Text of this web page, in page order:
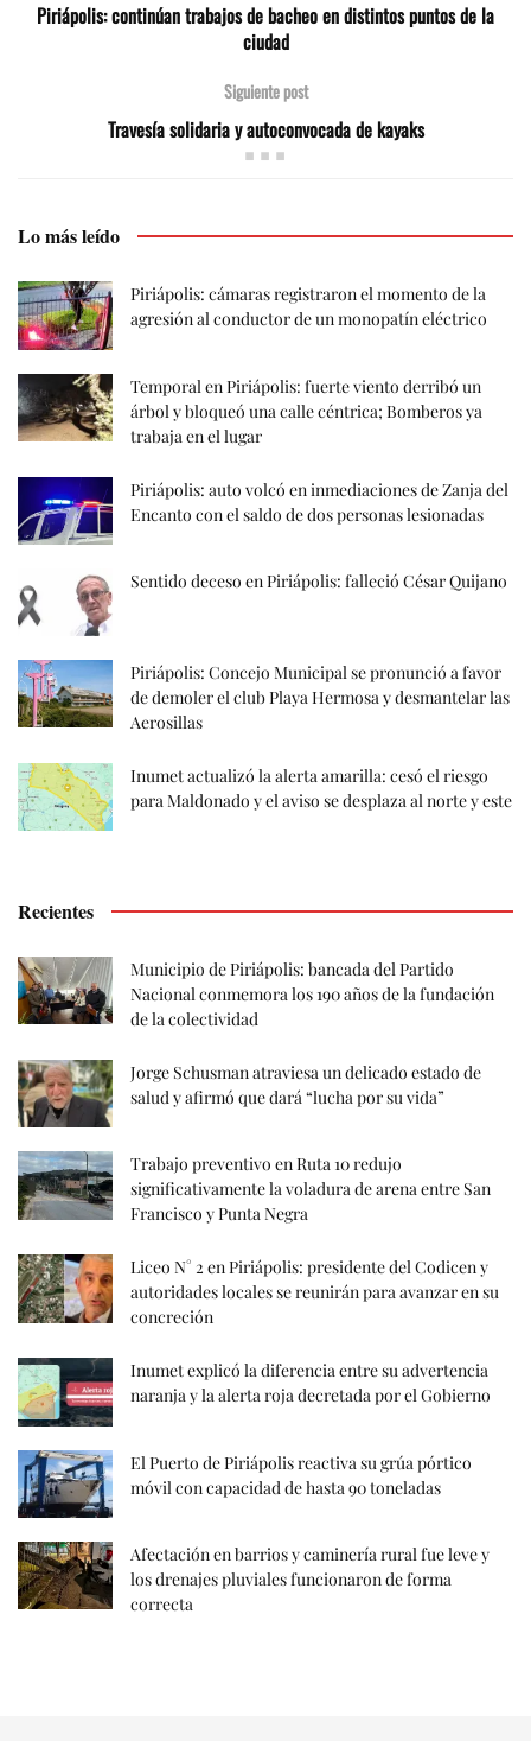
Piriápolis: continúan trabajos de bacheo en distintos puntos de la
ciudad
Siguiente post
Travesía solidaria y autoconvocada de kayaks
Lo más leído
Piriápolis: cámaras registraron el momento de la
agresión al conductor de un monopatín eléctrico
Temporal en Piriápolis: fuerte viento derribó un
árbol y bloqueó una calle céntrica; Bomberos ya
trabaja en el lugar
Piriápolis: auto volcó en inmediaciones de Zanja del
Encanto con el saldo de dos personas lesionadas
Sentido deceso en Piriápolis: falleció César Quijano
Piriápolis: Concejo Municipal se pronunció a favor
de demoler el club Playa Hermosa y desmantelar las
Aerosillas
Inumet actualizó la alerta amarilla: cesó el riesgo
para Maldonado y el aviso se desplaza al norte y este
Recientes
Municipio de Piriápolis: bancada del Partido
Nacional conmemora los 190 años de la fundación
de la colectividad
Jorge Schusman atraviesa un delicado estado de
salud y afirmó que dará “lucha por su vida”
Trabajo preventivo en Ruta 10 redujo
significativamente la voladura de arena entre San
Francisco y Punta Negra
Liceo N° 2 en Piriápolis: presidente del Codicen y
autoridades locales se reunirán para avanzar en su
concreción
Inumet explicó la diferencia entre su advertencia
naranja y la alerta roja decretada por el Gobierno
El Puerto de Piriápolis reactiva su grúa pórtico
móvil con capacidad de hasta 90 toneladas
Afectación en barrios y caminería rural fue leve y
los drenajes pluviales funcionaron de forma
correcta